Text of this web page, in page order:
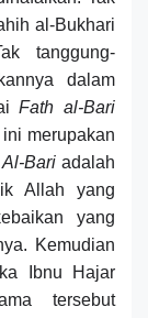
al-Bukhari
tanggung-
dalam
Fath al-Bari
merupakan
Al-Bari adalah
Allah yang
yang
Kemudian
Ibnu Hajar
tersebut